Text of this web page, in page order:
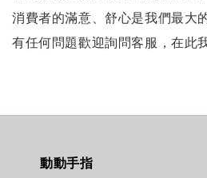
消費者的滿意、舒心是我們最大
有任何問題歡迎詢問客服，在此
動動手指